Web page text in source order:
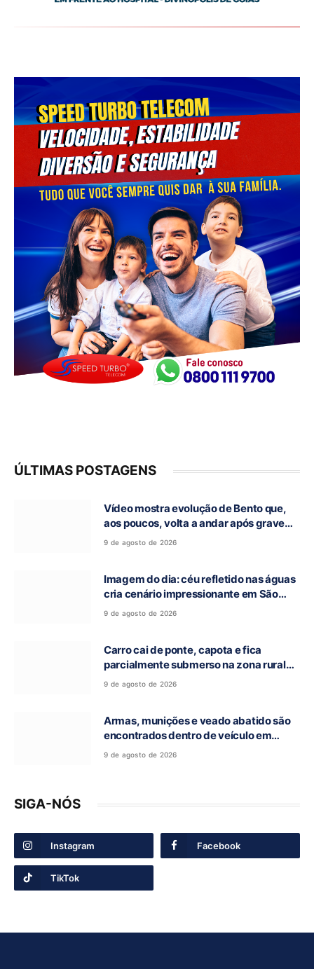
ÚLTIMAS POSTAGENS
Vídeo mostra evolução de Bento que,
aos poucos, volta a andar após grave
acidente na GO-118, em Campos Belos-
9 de agosto de 2026
Imagem do dia: céu refletido nas águas
cria cenário impressionante em São
Domingos-GO
9 de agosto de 2026
Carro cai de ponte, capota e fica
parcialmente submerso na zona rural
de Nova Roma-GO
9 de agosto de 2026
Armas, munições e veado abatido são
encontrados dentro de veículo em
Guarani de Goiás
9 de agosto de 2026
SIGA-NÓS
Instagram Facebook
TikTok